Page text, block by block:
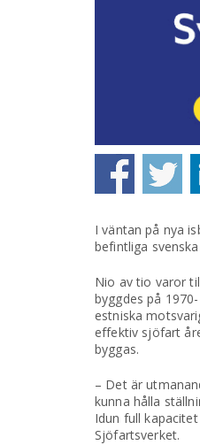
I väntan på nya
befintliga
Nio av tio varor
byggdes på
estniska
effektiv sjöfart
byggas.
– Det är
kunna hålla
Idun full
Sjöfartsverket.